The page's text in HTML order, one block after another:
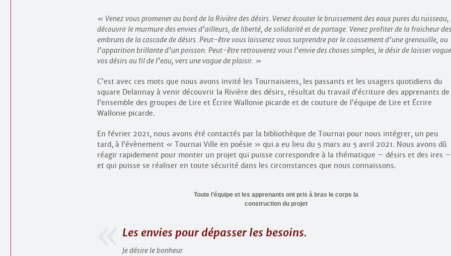
Venez vous promener au bord de la Rivière des désirs. Venez écouter le bruissement des eaux pures du ruisseau,
découvrir le murmure des envies d’ailleurs, de liberté, de solidarité et de partage. Venez profiter de la fraicheur des
embruns de la cascade de désirs. Peut-être vous laisserez vous surprendre par le coassement d’une grenouille, ou
l’apparition brillante d’un poisson. Peut-être retrouverez vous l’envie des choses simples, le désir de laisser
vos désirs au fil de l’eau, vers une vague de plaisir.
C’est avec ces mots que nous avons invité les Tournaisiens, les passants et les usagers quotidiens du
square Delannay à venir découvrir la Rivière des désirs, résultat du travail d’écriture des apprenants de
l’ensemble des groupes de Lire et Écrire Wallonie picarde et de couture de l’équipe de Lire et Écrire
Wallonie picarde.
En février 2021, nous avons été contactés par la bibliothèque de Tournai pour nous intégrer, un peu
tard, à l’évènement « Tournai Ville en poésie » qui a eu lieu du 5 mars au 5 avril 2021. Nous avons dû
réagir rapidement pour monter un projet qui puisse correspondre à la thématique – désirs et des ires –
et qui puisse se réaliser en toute sécurité dans les circonstances que nous connaissons.
Toute l’équipe et les apprenants ont pris à bras le corps la
construction du projet
Les envies pour dépasser les besoins.
Je désire le bonheur